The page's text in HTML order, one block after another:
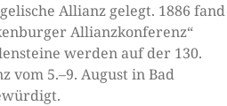
Allianz gelegt. 1886 fand
Allianzkonferenz“
werden auf der 130.
vom 5.–9. August in Bad